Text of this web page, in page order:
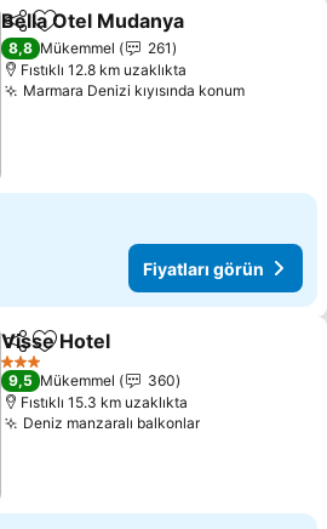
PaylaşFavorilerime ekle
Bella Otel Mudanya
8,8 Mükemmel
261
Fıstıklı 12.8 km uzaklıkta
Marmara Denizi kıyısında konum
Fiyatları görün
PaylaşFavorilerime ekle
Visse Hotel
3 Yıldız
9,5 Mükemmel
360
Fıstıklı 15.3 km uzaklıkta
Deniz manzaralı balkonlar